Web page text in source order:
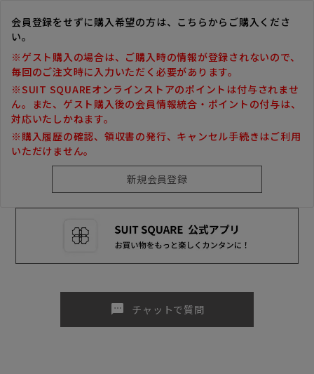
会員登録をせずに購入希望の方は、こちらからご購入くださ
い。
※ゲスト購入の場合は、ご購入時の情報が登録されないので、
毎回のご注文時に入力いただく必要があります。
※SUIT SQUAREオンラインストアのポイントは付与されませ
ん。また、ゲスト購入後の会員情報統合・ポイントの付与は、
対応いたしかねます。
※購入履歴の確認、領収書の発行、キャンセル手続きはご利用
いただけません。
sms チャットで質問